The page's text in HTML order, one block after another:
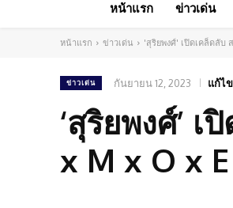
หน้าแรก ข่าวเด่น
หน้าแรก ข่าวเด่น 'สุริยพงศ์' เปิดเคล็ดลับ
ข่าวเด่น กันยายน 12, 2023 แก้ไ
‘สุริยพงศ์’
x M x O x E